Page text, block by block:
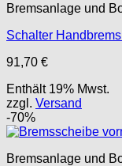
Bremsanlage und
Schalter
91,70 €
Enthält 19% Mwst.
zzgl. Versand
-70%
Bremsanlage und